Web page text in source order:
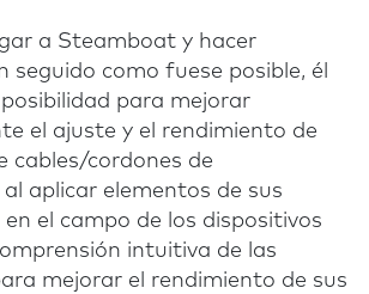
a Steamboat y hacer
seguido como fuese posible, él
para mejorar
el ajuste y el rendimiento de
cables/cordones de
aplicar elementos de sus
el campo de los dispositivos
intuitiva de las
mejorar el rendimiento de sus